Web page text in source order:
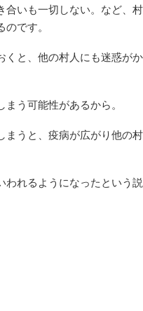
いも一切しない。など、
です。
と、他の村人にも迷惑が
う可能性があるから。
うと、疫病が広がり他の
れるようになったという説